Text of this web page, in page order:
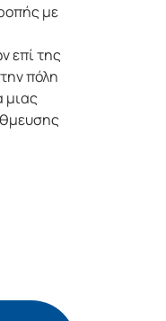
με
επί της
πόλη
μιας